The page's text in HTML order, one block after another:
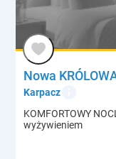
Nowa
Karpacz
KOMFORTOWY
wyżywieniem